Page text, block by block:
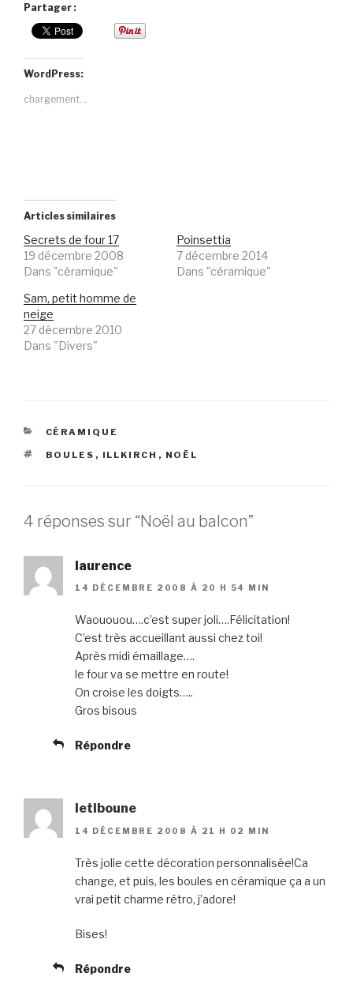
Partager :
WordPress:
chargement…
Articles similaires
Secrets de four 17
19 décembre 2008
Dans "céramique"
Poinsettia
7 décembre 2014
Dans "céramique"
Sam, petit homme de
neige
27 décembre 2010
Dans "Divers"
CATÉGORIES
CÉRAMIQUE
ÉTIQUETTES
BOULES , ILLKIRCH , NOËL
4 réponses sur “Noël au balcon”
laurence
14 DÉCEMBRE 2008 À 20 H 54 MIN
Waououou….c’est super joli….Félicitation!
C’est très accueillant aussi chez toi!
Après midi émaillage….
le four va se mettre en route!
On croise les doigts…..
Gros bisous
Répondre
letiboune
14 DÉCEMBRE 2008 À 21 H 02 MIN
Très jolie cette décoration personnalisée!Ca
change, et puis, les boules en céramique ça a un
vrai petit charme rétro, j’adore!
Bises!
Répondre